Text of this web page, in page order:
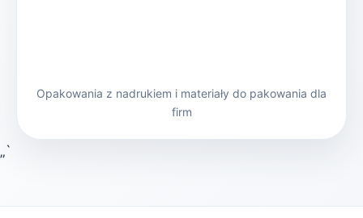
Opakowania z nadrukiem i materiały do pakowania dla
firm
„`